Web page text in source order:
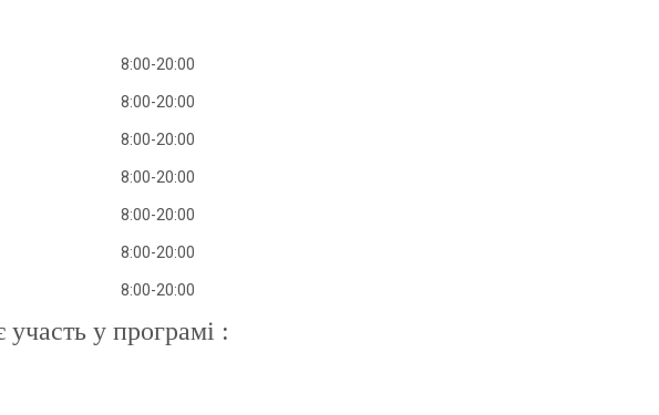
8:00-20:00
8:00-20:00
8:00-20:00
8:00-20:00
8:00-20:00
8:00-20:00
8:00-20:00
у програмі :